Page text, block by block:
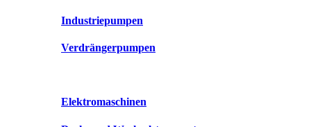
Industriepumpen
Verdrängerpumpen
Elektromaschinen